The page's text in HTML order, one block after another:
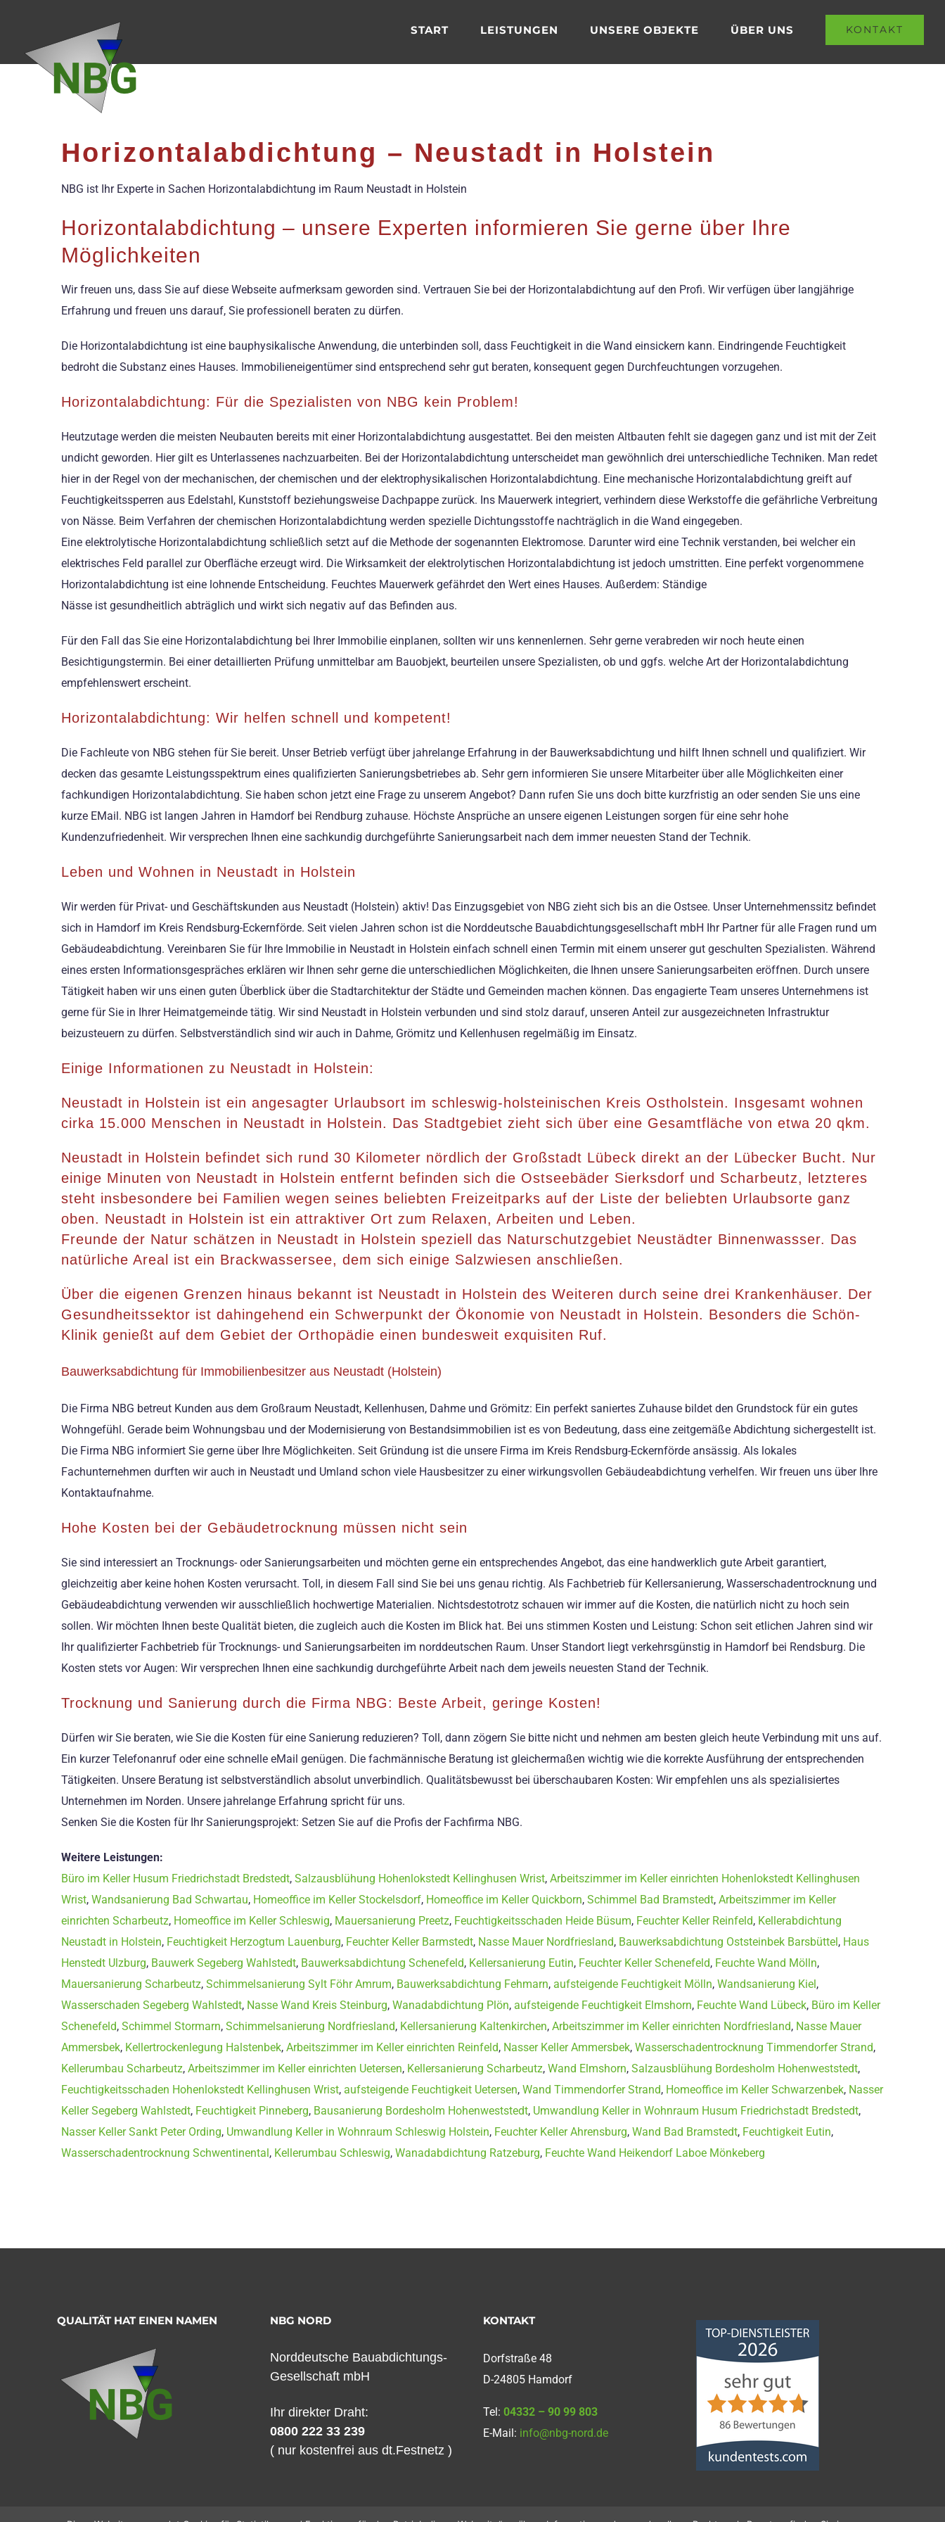
springen
START LEISTUNGEN UNSERE OBJEKTE ÜBER UNS KONTAKT
Horizontalabdichtung – Neustadt in Holstein
NBG ist Ihr Experte in Sachen Horizontalabdichtung im Raum Neustadt in Holstein
Horizontalabdichtung – unsere Experten informieren Sie gerne über Ihre
Möglichkeiten
Wir freuen uns, dass Sie auf diese Webseite aufmerksam geworden sind. Vertrauen Sie bei der Horizontalabdichtung auf den Profi. Wir verfügen über langjährige
Erfahrung und freuen uns darauf, Sie professionell beraten zu dürfen.
Die Horizontalabdichtung ist eine bauphysikalische Anwendung, die unterbinden soll, dass Feuchtigkeit in die Wand einsickern kann. Eindringende Feuchtigkeit
bedroht die Substanz eines Hauses. Immobilieneigentümer sind entsprechend sehr gut beraten, konsequent gegen Durchfeuchtungen vorzugehen.
Horizontalabdichtung: Für die Spezialisten von NBG kein Problem!
Heutzutage werden die meisten Neubauten bereits mit einer Horizontalabdichtung ausgestattet. Bei den meisten Altbauten fehlt sie dagegen ganz und ist mit der Zeit
undicht geworden. Hier gilt es Unterlassenes nachzuarbeiten. Bei der Horizontalabdichtung unterscheidet man gewöhnlich drei unterschiedliche Techniken. Man redet
hier in der Regel von der mechanischen, der chemischen und der elektrophysikalischen Horizontalabdichtung. Eine mechanische Horizontalabdichtung greift auf
Feuchtigkeitssperren aus Edelstahl, Kunststoff beziehungsweise Dachpappe zurück. Ins Mauerwerk integriert, verhindern diese Werkstoffe die gefährliche Verbreitung
von Nässe. Beim Verfahren der chemischen Horizontalabdichtung werden spezielle Dichtungsstoffe nachträglich in die Wand eingegeben.
Eine elektrolytische Horizontalabdichtung schließlich setzt auf die Methode der sogenannten Elektromose. Darunter wird eine Technik verstanden, bei welcher ein
elektrisches Feld parallel zur Oberfläche erzeugt wird. Die Wirksamkeit der elektrolytischen Horizontalabdichtung ist jedoch umstritten. Eine perfekt vorgenommene
Horizontalabdichtung ist eine lohnende Entscheidung. Feuchtes Mauerwerk gefährdet den Wert eines Hauses. Außerdem: Ständige
Nässe ist gesundheitlich abträglich und wirkt sich negativ auf das Befinden aus.
Für den Fall das Sie eine Horizontalabdichtung bei Ihrer Immobilie einplanen, sollten wir uns kennenlernen. Sehr gerne verabreden wir noch heute einen
Besichtigungstermin. Bei einer detaillierten Prüfung unmittelbar am Bauobjekt, beurteilen unsere Spezialisten, ob und ggfs. welche Art der Horizontalabdichtung
empfehlenswert erscheint.
Horizontalabdichtung: Wir helfen schnell und kompetent!
Die Fachleute von NBG stehen für Sie bereit. Unser Betrieb verfügt über jahrelange Erfahrung in der Bauwerksabdichtung und hilft Ihnen schnell und qualifiziert. Wir
decken das gesamte Leistungsspektrum eines qualifizierten Sanierungsbetriebes ab. Sehr gern informieren Sie unsere Mitarbeiter über alle Möglichkeiten einer
fachkundigen Horizontalabdichtung. Sie haben schon jetzt eine Frage zu unserem Angebot? Dann rufen Sie uns doch bitte kurzfristig an oder senden Sie uns eine
kurze EMail. NBG ist langen Jahren in Hamdorf bei Rendburg zuhause. Höchste Ansprüche an unsere eigenen Leistungen sorgen für eine sehr hohe
Kundenzufriedenheit. Wir versprechen Ihnen eine sachkundig durchgeführte Sanierungsarbeit nach dem immer neuesten Stand der Technik.
Leben und Wohnen in Neustadt in Holstein
Wir werden für Privat- und Geschäftskunden aus Neustadt (Holstein) aktiv! Das Einzugsgebiet von NBG zieht sich bis an die Ostsee. Unser Unternehmenssitz befindet
sich in Hamdorf im Kreis Rendsburg-Eckernförde. Seit vielen Jahren schon ist die Norddeutsche Bauabdichtungsgesellschaft mbH Ihr Partner für alle Fragen rund um
Gebäudeabdichtung. Vereinbaren Sie für Ihre Immobilie in Neustadt in Holstein einfach schnell einen Termin mit einem unserer gut geschulten Spezialisten. Während
eines ersten Informationsgespräches erklären wir Ihnen sehr gerne die unterschiedlichen Möglichkeiten, die Ihnen unsere Sanierungsarbeiten eröffnen. Durch unsere
Tätigkeit haben wir uns einen guten Überblick über die Stadtarchitektur der Städte und Gemeinden machen können. Das engagierte Team unseres Unternehmens ist
gerne für Sie in Ihrer Heimatgemeinde tätig. Wir sind Neustadt in Holstein verbunden und sind stolz darauf, unseren Anteil zur ausgezeichneten Infrastruktur
beizusteuern zu dürfen. Selbstverständlich sind wir auch in Dahme, Grömitz und Kellenhusen regelmäßig im Einsatz.
Einige Informationen zu Neustadt in Holstein:
Neustadt in Holstein ist ein angesagter Urlaubsort im schleswig-holsteinischen Kreis Ostholstein. Insgesamt wohnen
cirka 15.000 Menschen in Neustadt in Holstein. Das Stadtgebiet zieht sich über eine Gesamtfläche von etwa 20 qkm.
Neustadt in Holstein befindet sich rund 30 Kilometer nördlich der Großstadt Lübeck direkt an der Lübecker Bucht. Nur
einige Minuten von Neustadt in Holstein entfernt befinden sich die Ostseebäder Sierksdorf und Scharbeutz, letzteres
steht insbesondere bei Familien wegen seines beliebten Freizeitparks auf der Liste der beliebten Urlaubsorte ganz
oben. Neustadt in Holstein ist ein attraktiver Ort zum Relaxen, Arbeiten und Leben.
Freunde der Natur schätzen in Neustadt in Holstein speziell das Naturschutzgebiet Neustädter Binnenwassser. Das
natürliche Areal ist ein Brackwassersee, dem sich einige Salzwiesen anschließen.
Über die eigenen Grenzen hinaus bekannt ist Neustadt in Holstein des Weiteren durch seine drei Krankenhäuser. Der
Gesundheitssektor ist dahingehend ein Schwerpunkt der Ökonomie von Neustadt in Holstein. Besonders die Schön-
Klinik genießt auf dem Gebiet der Orthopädie einen bundesweit exquisiten Ruf.
Bauwerksabdichtung für Immobilienbesitzer aus Neustadt (Holstein)
Die Firma NBG betreut Kunden aus dem Großraum Neustadt, Kellenhusen, Dahme und Grömitz: Ein perfekt saniertes Zuhause bildet den Grundstock für ein gutes
Wohngefühl. Gerade beim Wohnungsbau und der Modernisierung von Bestandsimmobilien ist es von Bedeutung, dass eine zeitgemäße Abdichtung sichergestellt ist.
Die Firma NBG informiert Sie gerne über Ihre Möglichkeiten. Seit Gründung ist die unsere Firma im Kreis Rendsburg-Eckernförde ansässig. Als lokales
Fachunternehmen durften wir auch in Neustadt und Umland schon viele Hausbesitzer zu einer wirkungsvollen Gebäudeabdichtung verhelfen. Wir freuen uns über Ihre
Kontaktaufnahme.
Hohe Kosten bei der Gebäudetrocknung müssen nicht sein
Sie sind interessiert an Trocknungs- oder Sanierungsarbeiten und möchten gerne ein entsprechendes Angebot, das eine handwerklich gute Arbeit garantiert,
gleichzeitig aber keine hohen Kosten verursacht. Toll, in diesem Fall sind Sie bei uns genau richtig. Als Fachbetrieb für Kellersanierung, Wasserschadentrocknung und
Gebäudeabdichtung verwenden wir ausschließlich hochwertige Materialien. Nichtsdestotrotz schauen wir immer auf die Kosten, die natürlich nicht zu hoch sein
sollen. Wir möchten Ihnen beste Qualität bieten, die zugleich auch die Kosten im Blick hat. Bei uns stimmen Kosten und Leistung: Schon seit etlichen Jahren sind wir
Ihr qualifizierter Fachbetrieb für Trocknungs- und Sanierungsarbeiten im norddeutschen Raum. Unser Standort liegt verkehrsgünstig in Hamdorf bei Rendsburg. Die
Kosten stets vor Augen: Wir versprechen Ihnen eine sachkundig durchgeführte Arbeit nach dem jeweils neuesten Stand der Technik.
Trocknung und Sanierung durch die Firma NBG: Beste Arbeit, geringe Kosten!
Dürfen wir Sie beraten, wie Sie die Kosten für eine Sanierung reduzieren? Toll, dann zögern Sie bitte nicht und nehmen am besten gleich heute Verbindung mit uns auf.
Ein kurzer Telefonanruf oder eine schnelle eMail genügen. Die fachmännische Beratung ist gleichermaßen wichtig wie die korrekte Ausführung der entsprechenden
Tätigkeiten. Unsere Beratung ist selbstverständlich absolut unverbindlich. Qualitätsbewusst bei überschaubaren Kosten: Wir empfehlen uns als spezialisiertes
Unternehmen im Norden. Unsere jahrelange Erfahrung spricht für uns.
Senken Sie die Kosten für Ihr Sanierungsprojekt: Setzen Sie auf die Profis der Fachfirma NBG.
Weitere Leistungen:
Büro im Keller Husum Friedrichstadt Bredstedt, Salzausblühung Hohenlokstedt Kellinghusen Wrist, Arbeitszimmer im Keller einrichten Hohenlokstedt Kellinghusen
Wrist, Wandsanierung Bad Schwartau, Homeoffice im Keller Stockelsdorf, Homeoffice im Keller Quickborn, Schimmel Bad Bramstedt, Arbeitszimmer im Keller
einrichten Scharbeutz, Homeoffice im Keller Schleswig, Mauersanierung Preetz, Feuchtigkeitsschaden Heide Büsum, Feuchter Keller Reinfeld, Kellerabdichtung
Neustadt in Holstein, Feuchtigkeit Herzogtum Lauenburg, Feuchter Keller Barmstedt, Nasse Mauer Nordfriesland, Bauwerksabdichtung Oststeinbek Barsbüttel, Haus
Henstedt Ulzburg, Bauwerk Segeberg Wahlstedt, Bauwerksabdichtung Schenefeld, Kellersanierung Eutin, Feuchter Keller Schenefeld, Feuchte Wand Mölln,
Mauersanierung Scharbeutz, Schimmelsanierung Sylt Föhr Amrum, Bauwerksabdichtung Fehmarn, aufsteigende Feuchtigkeit Mölln, Wandsanierung Kiel,
Wasserschaden Segeberg Wahlstedt, Nasse Wand Kreis Steinburg, Wanadabdichtung Plön, aufsteigende Feuchtigkeit Elmshorn, Feuchte Wand Lübeck, Büro im Keller
Schenefeld, Schimmel Stormarn, Schimmelsanierung Nordfriesland, Kellersanierung Kaltenkirchen, Arbeitszimmer im Keller einrichten Nordfriesland, Nasse Mauer
Ammersbek, Kellertrockenlegung Halstenbek, Arbeitszimmer im Keller einrichten Reinfeld, Nasser Keller Ammersbek, Wasserschadentrocknung Timmendorfer Strand,
Kellerumbau Scharbeutz, Arbeitszimmer im Keller einrichten Uetersen, Kellersanierung Scharbeutz, Wand Elmshorn, Salzausblühung Bordesholm Hohenweststedt,
Feuchtigkeitsschaden Hohenlokstedt Kellinghusen Wrist, aufsteigende Feuchtigkeit Uetersen, Wand Timmendorfer Strand, Homeoffice im Keller Schwarzenbek, Nasser
Keller Segeberg Wahlstedt, Feuchtigkeit Pinneberg, Bausanierung Bordesholm Hohenweststedt, Umwandlung Keller in Wohnraum Husum Friedrichstadt Bredstedt,
Nasser Keller Sankt Peter Ording, Umwandlung Keller in Wohnraum Schleswig Holstein, Feuchter Keller Ahrensburg, Wand Bad Bramstedt, Feuchtigkeit Eutin,
Wasserschadentrocknung Schwentinental, Kellerumbau Schleswig, Wanadabdichtung Ratzeburg, Feuchte Wand Heikendorf Laboe Mönkeberg
QUALITÄT HAT EINEN NAMEN NBG NORD
Norddeutsche Bauabdichtungs-
Gesellschaft mbH
Ihr direkter Draht:
0800 222 33 239
( nur kostenfrei aus dt.Festnetz )
KONTAKT
Dorfstraße 48
D-24805 Hamdorf
Tel: 04332 – 90 99 803
E-Mail: info@nbg-nord.de
Norddeutsche
Bauabdichtungsgesellschaft
mbH
von 5
86Bewertungen